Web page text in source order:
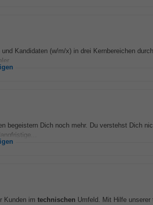
Kandidaten (w/m/x) in drei Kernbereichen
begeistern Dich noch mehr. Du verstehst Dich
Kunden im technischen Umfeld. Mit Hilfe unserer